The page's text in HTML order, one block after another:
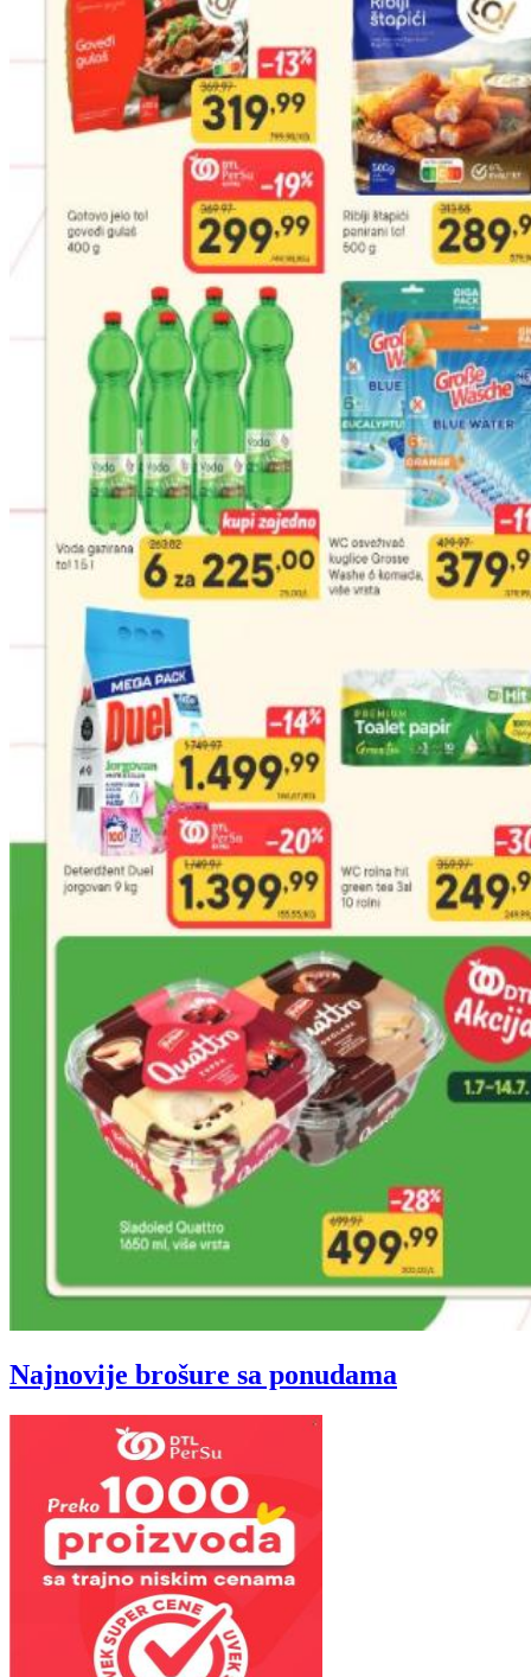
Najnovije brošure sa ponudama